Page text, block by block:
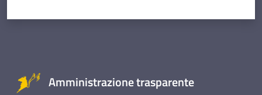
Amministrazione trasparente